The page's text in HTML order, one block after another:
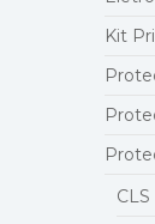
Kit
CLS